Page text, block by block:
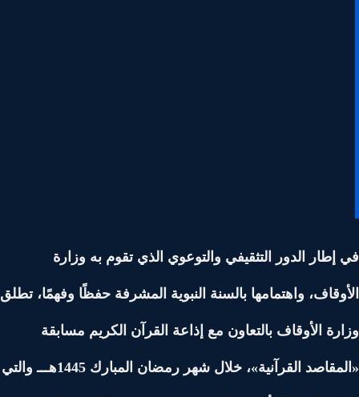
الدور التثقيفي والتوعوي الذي تقوم به وزارة
واهتمامها بالسنة النبوية المشرفة حفظًا وفهمًا، تطلق
الأوقاف بالتعاون مع إذاعة القرآن الكريم مسابقة
«المقاصد القرآنية»، خلال شهر رمضان المبارك 1445هـــ والتي